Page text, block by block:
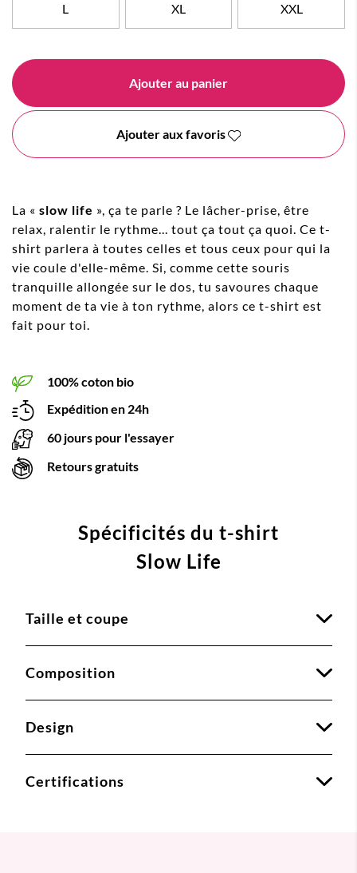
L XL XXL
Ajouter au panier
Ajouter aux favoris
La « slow life », ça te parle ? Le lâcher-prise, être
relax, ralentir le rythme... tout ça tout ça quoi. Ce t-
shirt parlera à toutes celles et tous ceux pour qui la
vie coule d'elle-même. Si, comme cette souris
tranquille allongée sur le dos, tu savoures chaque
moment de ta vie à ton rythme, alors ce t-shirt est
fait pour toi.
100% coton bio
Expédition en 24h
60 jours pour l'essayer
Retours gratuits
Spécificités du t-shirt
Slow Life
Taille et coupe
Composition
Design
Certifications